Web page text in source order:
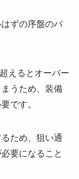
ずの序盤のバ
えるとオーバー
うため、装備
です。
ため、狙い通
要になること